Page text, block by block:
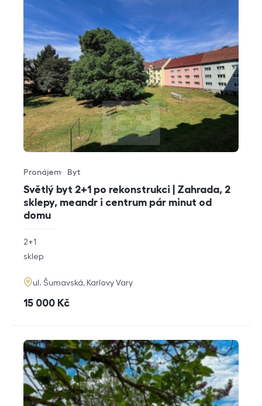
Světlý byt 2+1 po rekonstrukci | Zahrada, 2
sklepy, meandr i centrum pár minut od
domu
Typ nabídky
Pronájem
Typ nemovitosti
Byt
rozměry
dispozice
2+1
funkce
sklep
adresa
ul. Šumavská, Karlovy Vary
cena
15 000 Kč